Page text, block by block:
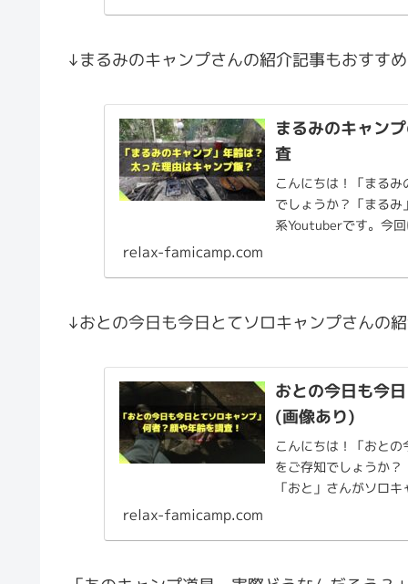
↓まるみのキャンプさんの紹介記事もおすす
まるみのキャン
査
こんにちは！「まる
でしょうか？「まる
系Youtuberです。今
relax-famicamp.com
↓おとの今日も今日とてソロキャンプさんの
おとの今日も今
(画像あり)
こんにちは！「おと
をご存知でしょうか
「おと」さんがソロ
relax-famicamp.com